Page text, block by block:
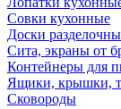
Совки кухонные
Доски
Сита, экраны от
Контейнеры для
Ящики, крышки,
Сковороды